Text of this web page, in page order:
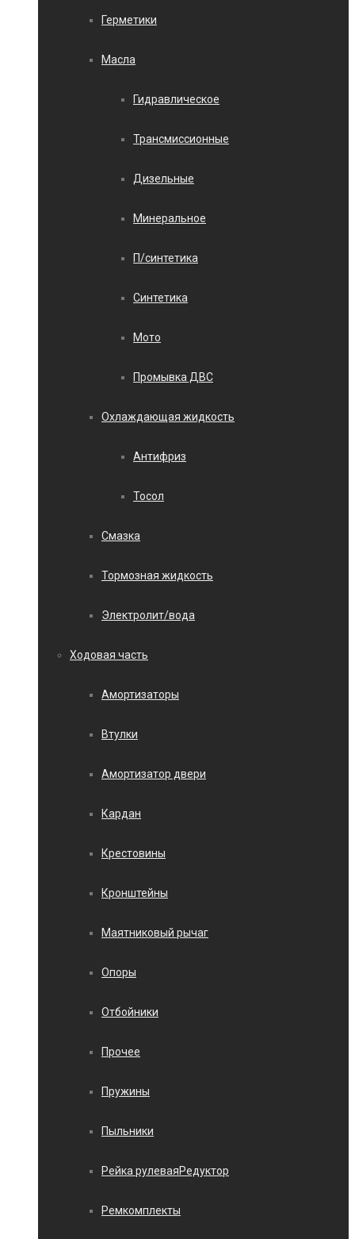
Герметики
Масла
Гидравлическое
Трансмиссионные
Дизельные
Минеральное
П/синтетика
Синтетика
Мото
Промывка ДВС
Охлаждающая жидкость
Антифриз
Тосол
Смазка
Тормозная жидкость
Электролит/вода
Ходовая часть
Амортизаторы
Втулки
Амортизатор двери
Кардан
Крестовины
Кронштейны
Маятниковый рычаг
Опоры
Отбойники
Прочее
Пружины
Пыльники
Рейка рулеваяРедуктор
Ремкомплекты